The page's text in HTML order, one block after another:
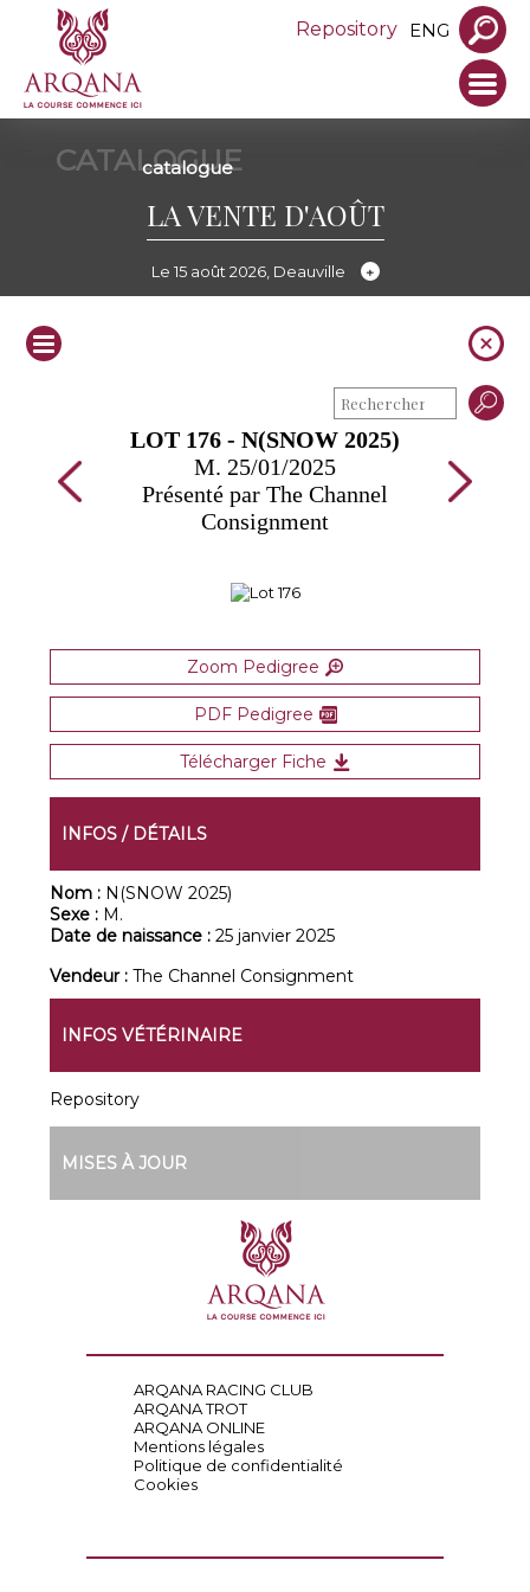
Repository ENG
CATALOGUE
catalogue
LA VENTE D'AOÛT
Le 15 août 2026, Deauville
LOT 176 - N(SNOW 2025)
M. 25/01/2025
Présenté par The Channel
Consignment
Zoom Pedigree
PDF Pedigree
Télécharger Fiche
INFOS / DÉTAILS
Nom : N(SNOW 2025)
Sexe : M.
Date de naissance :25 janvier 2025
Vendeur :The Channel Consignment
INFOS VÉTÉRINAIRE
Repository
MISES À JOUR
ARQANA RACING CLUB
ARQANA TROT
ARQANA ONLINE
Mentions légales
Politique de confidentialité
Cookies